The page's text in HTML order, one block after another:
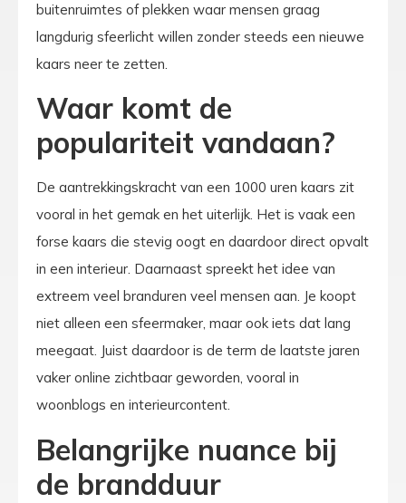
buitenruimtes of plekken waar mensen graag
langdurig sfeerlicht willen zonder steeds een nieuwe
kaars neer te zetten.
Waar komt de
populariteit vandaan?
De aantrekkingskracht van een 1000 uren kaars zit
vooral in het gemak en het uiterlijk. Het is vaak een
forse kaars die stevig oogt en daardoor direct opvalt
in een interieur. Daarnaast spreekt het idee van
extreem veel branduren veel mensen aan. Je koopt
niet alleen een sfeermaker, maar ook iets dat lang
meegaat. Juist daardoor is de term de laatste jaren
vaker online zichtbaar geworden, vooral in
woonblogs en interieurcontent.
Belangrijke nuance bij
de brandduur